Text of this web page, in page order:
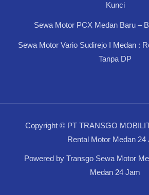
Kunci
Sewa Motor PCX Medan Baru –
Sewa Motor Vario Sudirejo I Medan :
Tanpa DP
Copyright © PT TRANSGO
Rental Motor Medan 24
Powered by Transgo Sewa Motor
Medan 24 Jam